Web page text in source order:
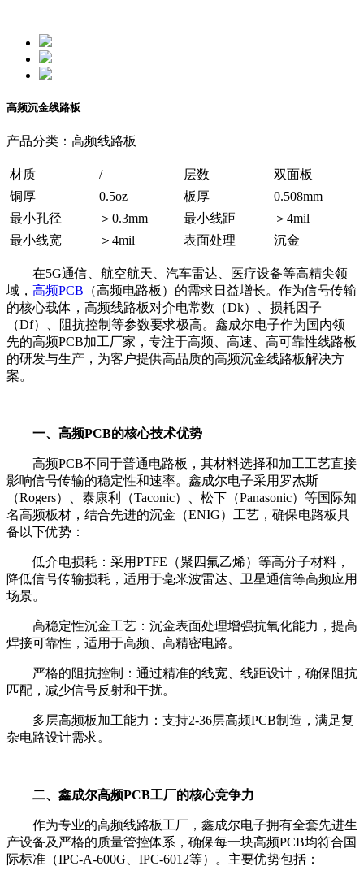
高频沉金线路板
产品分类：高频线路板
材质 / 层数
双面板
铜厚
0.5oz 板厚
0.508mm
最小孔径
＞0.3mm 最小线距
＞4mil
最小线宽
＞4mil 表面处理 沉金
在5G通信、航空航天、汽车雷达、医疗设备等高精尖领
域， 高频PCB （高频电路板）的需求日益增长。作为信号传输
的核心载体，高频线路板对介电常数（Dk）、损耗因子
（Df）、阻抗控制等参数要求极高。鑫成尔电子作为国内领
先的高频PCB加工厂家，专注于高频、高速、高可靠性线路板
的研发与生产，为客户提供高品质的高频沉金线路板解决方
案。
一、高频PCB的核心技术优势
高频PCB不同于普通电路板，其材料选择和加工工艺直接
影响信号传输的稳定性和速率。鑫成尔电子采用罗杰斯
（Rogers）、泰康利（Taconic）、松下（Panasonic）等国际知
名高频板材，结合先进的沉金（ENIG）工艺，确保电路板具
备以下优势：
低介电损耗：采用PTFE（聚四氟乙烯）等高分子材料，
降低信号传输损耗，适用于毫米波雷达、卫星通信等高频应用
场景。
高稳定性沉金工艺：沉金表面处理增强抗氧化能力，提高
焊接可靠性，适用于高频、高精密电路。
严格的阻抗控制：通过精准的线宽、线距设计，确保阻抗
匹配，减少信号反射和干扰。
多层高频板加工能力：支持2-36层高频PCB制造，满足复
杂电路设计需求。
二、鑫成尔高频PCB工厂的核心竞争力
作为专业的高频线路板工厂，鑫成尔电子拥有全套先进生
产设备及严格的质量管控体系，确保每一块高频PCB均符合国
际标准（IPC-A-600G、IPC-6012等）。主要优势包括：